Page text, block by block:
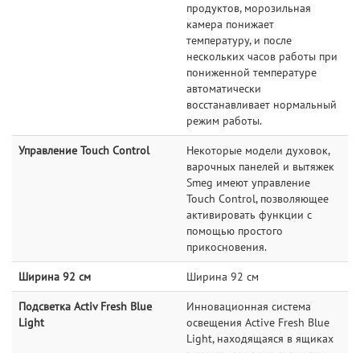
продуктов, морозильная
камера понижает
температуру, и после
нескольких часов работы при
пониженной температуре
автоматически
восстанавливает нормальный
режим работы.
Управление Touch Control
Некоторые модели духовок,
варочных панелей и вытяжек
Smeg имеют управление
Touch Control, позволяющее
активировать функции с
помощью простого
прикосновения.
Ширина 92 см Ширина 92 см
Подсветка Activ Fresh Blue
Light
Инновационная система
освещения Active Fresh Bluе
Light, находящаяся в ящиках